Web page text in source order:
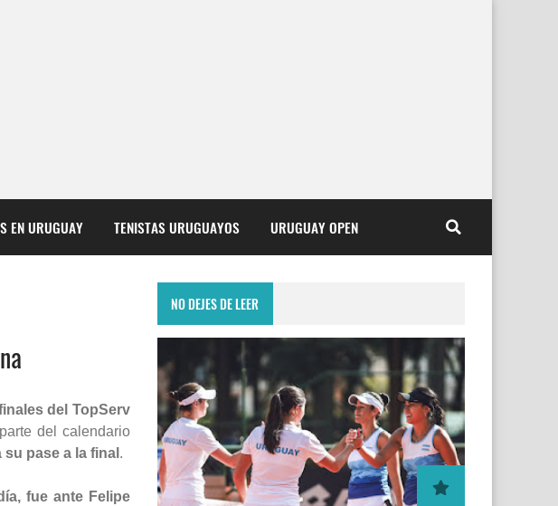
EN URUGUAY TENISTAS URUGUAYOS URUGUAY OPEN
del TopServ
del calendario
pase a la final .
fue ante Felipe
NO DEJES DE LEER